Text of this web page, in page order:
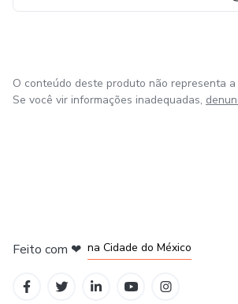
O conteúdo deste produto não representa
Se você vir informações inadequadas,
Feito com ❤ na Cidade do México